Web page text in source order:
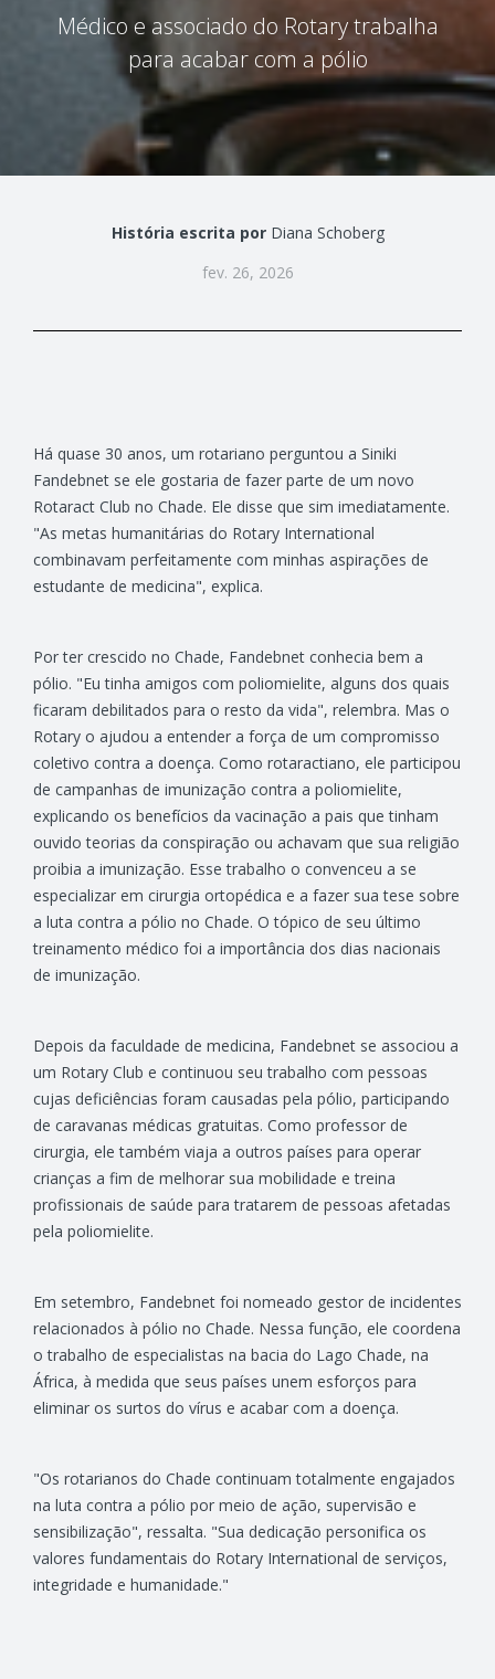
Médico e associado do Rotary trabalha
para acabar com a pólio
História escrita por Diana Schoberg
fev. 26, 2026
Há quase 30 anos, um rotariano perguntou a Siniki
Fandebnet se ele gostaria de fazer parte de um novo
Rotaract Club no Chade. Ele disse que sim imediatamente.
"As metas humanitárias do Rotary International
combinavam perfeitamente com minhas aspirações de
estudante de medicina", explica.
Por ter crescido no Chade, Fandebnet conhecia bem a
pólio. "Eu tinha amigos com poliomielite, alguns dos quais
ficaram debilitados para o resto da vida", relembra. Mas o
Rotary o ajudou a entender a força de um compromisso
coletivo contra a doença. Como rotaractiano, ele participou
de campanhas de imunização contra a poliomielite,
explicando os benefícios da vacinação a pais que tinham
ouvido teorias da conspiração ou achavam que sua religião
proibia a imunização. Esse trabalho o convenceu a se
especializar em cirurgia ortopédica e a fazer sua tese sobre
a luta contra a pólio no Chade. O tópico de seu último
treinamento médico foi a importância dos dias nacionais
de imunização.
Depois da faculdade de medicina, Fandebnet se associou a
um Rotary Club e continuou seu trabalho com pessoas
cujas deficiências foram causadas pela pólio, participando
de caravanas médicas gratuitas. Como professor de
cirurgia, ele também viaja a outros países para operar
crianças a fim de melhorar sua mobilidade e treina
profissionais de saúde para tratarem de pessoas afetadas
pela poliomielite.
Em setembro, Fandebnet foi nomeado gestor de incidentes
relacionados à pólio no Chade. Nessa função, ele coordena
o trabalho de especialistas na bacia do Lago Chade, na
África, à medida que seus países unem esforços para
eliminar os surtos do vírus e acabar com a doença.
"Os rotarianos do Chade continuam totalmente engajados
na luta contra a pólio por meio de ação, supervisão e
sensibilização", ressalta. "Sua dedicação personifica os
valores fundamentais do Rotary International de serviços,
integridade e humanidade."